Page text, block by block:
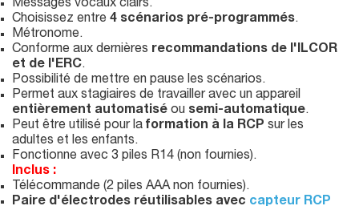
Messages vocaux clairs.
Choisissez entre 4 scénarios pré-programmés.
Métronome.
Conforme aux dernières recommandations de l'ILCOR
et de l'ERC.
Possibilité de mettre en pause les scénarios.
Permet aux stagiaires de travailler avec un appareil
entièrement automatisé ou semi-automatique.
Peut être utilisé pour la formation à la RCP sur les
adultes et les enfants.
Fonctionne avec 3 piles R14 (non fournies).
Inclus :
Télécommande (2 piles AAA non fournies).
Paire d'électrodes réutilisables avec capteur RCP